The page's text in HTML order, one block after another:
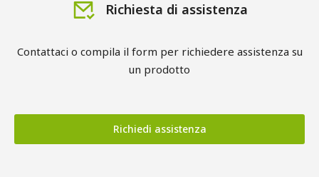
Richiesta di assistenza
Contattaci o compila il form per richiedere assistenza su
un prodotto
Richiedi assistenza